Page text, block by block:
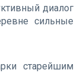
диалог
сильные
старейшим